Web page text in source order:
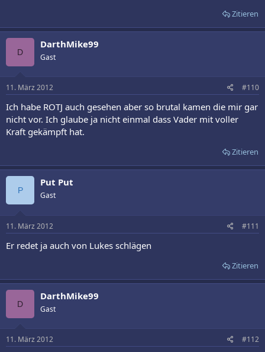
Zitieren
D
DarthMike99
Gast
11. März 2012 #110
Ich habe ROTJ auch gesehen aber so brutal kamen die mir gar
nicht vor. Ich glaube ja nicht einmal dass Vader mit voller
Kraft gekämpft hat.
Zitieren
P
Put Put
Gast
11. März 2012 #111
Er redet ja auch von Lukes schlägen
Zitieren
D
DarthMike99
Gast
11. März 2012 #112